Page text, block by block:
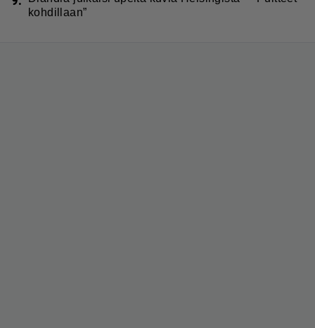
kohdillaan”